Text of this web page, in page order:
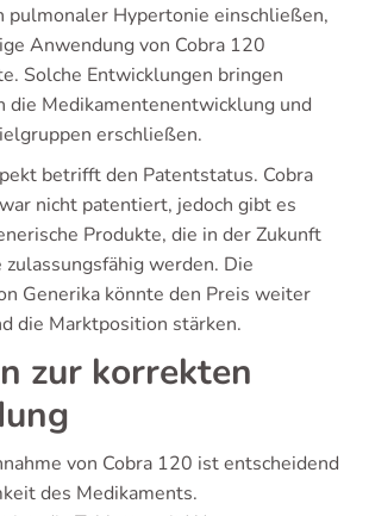
pulmonaler Hypertonie einschließen,
Anwendung von Cobra 120
Solche Entwicklungen bringen
die Medikamentenentwicklung und
erschließen.
betrifft den Patentstatus. Cobra
nicht patentiert, jedoch gibt es
Produkte, die in der Zukunft
werden. Die
Generika könnte den Preis weiter
die Marktposition stärken.
zur korrekten
von Cobra 120 ist entscheidend
des Medikaments.